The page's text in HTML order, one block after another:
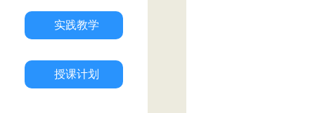
实践教学
授课计划